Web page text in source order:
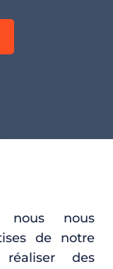
nous nous
de notre
des